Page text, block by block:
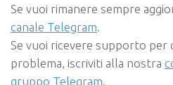
Se vuoi rimanere sempre
canale Telegram.
Se vuoi ricevere supporto per
problema, iscriviti alla nostra
gruppo Telegram.